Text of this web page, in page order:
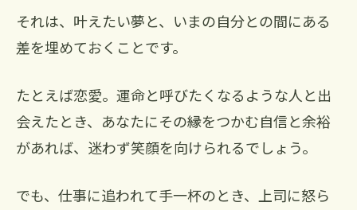
それは、叶えたい夢と、いまの自分との間にある
差を埋めておくことです。
たとえば恋愛。運命と呼びたくなるような人と出
会えたとき、あなたにその縁をつかむ自信と余裕
があれば、迷わず笑顔を向けられるでしょう。
でも、仕事に追われて手一杯のとき、上司に怒ら